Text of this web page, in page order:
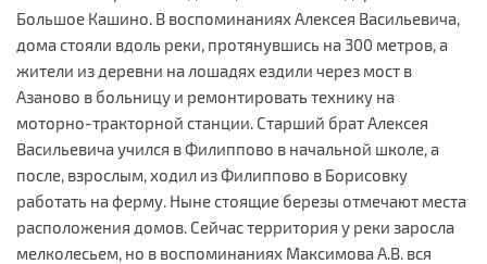
Большое Кашино. В воспоминаниях Алексея Васильевича,
дома стояли вдоль реки, протянувшись на 300 метров, а
жители из деревни на лошадях ездили через мост в
Азаново в больницу и ремонтировать технику на
моторно-тракторной станции. Старший брат Алексея
Васильевича учился в Филиппово в начальной школе, а
после, взрослым, ходил из Филиппово в Борисовку
работать на ферму. Ныне стоящие березы отмечают места
расположения домов. Сейчас территория у реки заросла
мелколесьем, но в воспоминаниях Максимова А.В. вся